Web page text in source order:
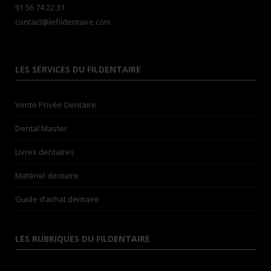
01 56 74 22 31
contact@lefildentaire.com
LES SERVICES DU FILDENTAIRE
Vente Privée Dentaire
Dental Master
Livres dentaires
Matériel dentaire
Guide d’achat dentaire
LES RUBRIQUES DU FILDENTAIRE